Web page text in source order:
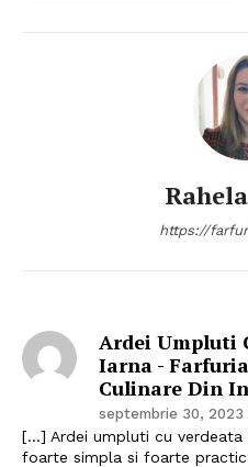
Politica de
https://
Ardei Umpluti
Iarna -
Culinare Din
septembrie 30, 2023
[…] Ardei umpluti cu
foarte simpla si foarte